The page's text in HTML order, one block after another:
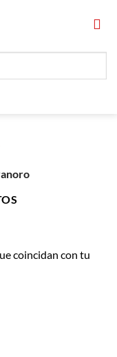
coincidan con tu